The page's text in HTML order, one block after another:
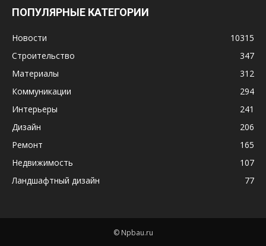
ПОПУЛЯРНЫЕ КАТЕГОРИИ
Новости
10315
Строительство
347
Материалы
312
Коммуникации
294
Интерьеры
241
Дизайн
206
Ремонт
165
Недвижимость
107
Ландшафтный дизайн
77
© Npbau.ru